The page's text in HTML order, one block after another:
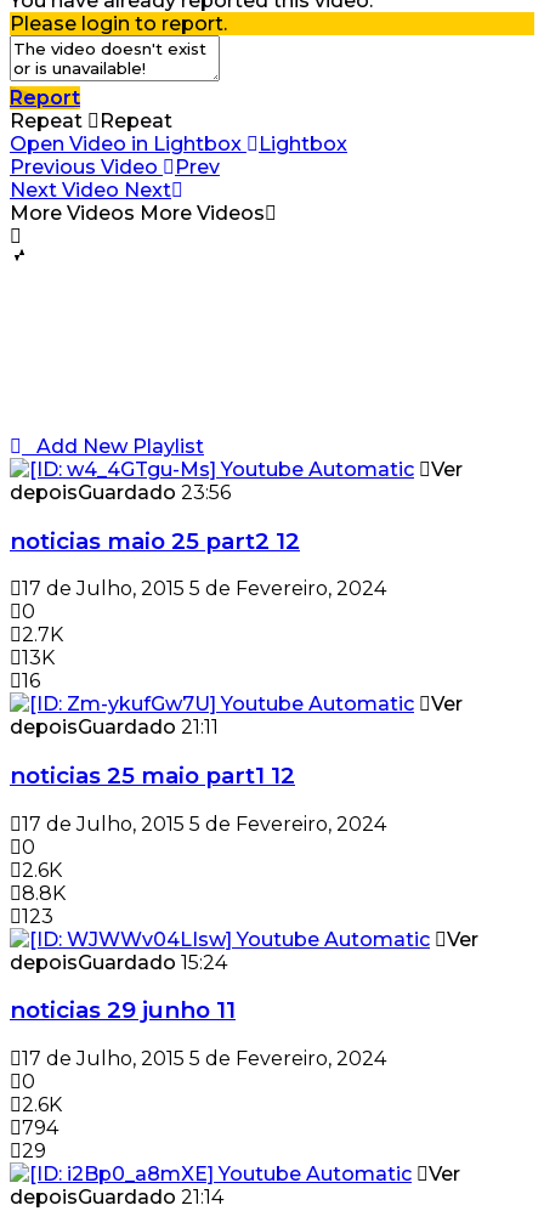
Please login to report.
Report
Repeat
Repeat
Open Video in Lightbox
Lightbox
Previous Video
Prev
Next Video Next
More Videos More Videos
Add New Playlist
Ver
depoisGuardado 23:56
noticias maio 25 part2 12
17 de Julho, 2015 5 de Fevereiro, 2024
0
2.7K
13K
16
Ver
depoisGuardado 21:11
noticias 25 maio part1 12
17 de Julho, 2015 5 de Fevereiro, 2024
0
2.6K
8.8K
123
Ver
depoisGuardado 15:24
noticias 29 junho 11
17 de Julho, 2015 5 de Fevereiro, 2024
0
2.6K
794
29
Ver
depoisGuardado 21:14